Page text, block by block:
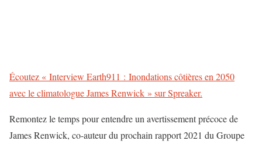
Écoutez « Interview Earth911 : Inondations côtières en 2050
avec le climatologue James Renwick » sur Spreaker.
Remontez le temps pour entendre un avertissement précoce de
James Renwick, co-auteur du prochain rapport 2021 du Groupe